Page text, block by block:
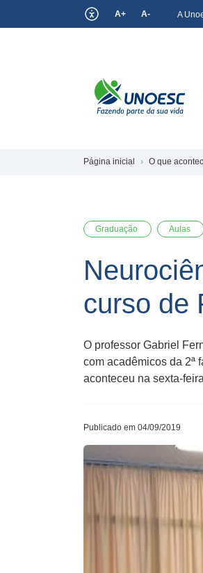
A+ A- A
Página inicial O que
Graduação Aulas
curso de
O professor Gabriel
com acadêmicos da 2ª
aconteceu na sexta-
Publicado em 04/09/2019